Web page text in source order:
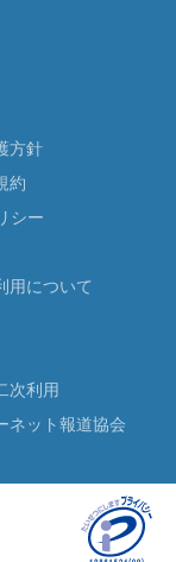
方針
約
シー
用について
次利用
ネット報道協会